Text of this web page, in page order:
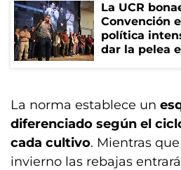
La UCR
Convención
política
dar la pelea
La norma establece un
diferenciado según el
cada cultivo. Mientras
invierno las rebajas